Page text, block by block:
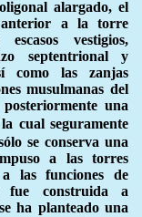
alargado, el
anterior a la torre
vestigios,
septentrional y
como las zanjas
musulmanas del
una
cual seguramente
se conserva una
a las torres
las funciones de
fue construida a
ha planteado una